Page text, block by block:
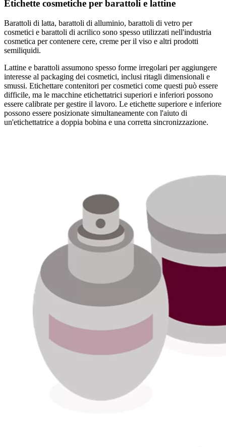
Etichette cosmetiche per barattoli e lattine
Barattoli di latta, barattoli di alluminio, barattoli di vetro per
cosmetici e barattoli di acrilico sono spesso utilizzati nell'industria
cosmetica per contenere cere, creme per il viso e altri prodotti
semiliquidi.
Lattine e barattoli assumono spesso forme irregolari per aggiungere
interesse al packaging dei cosmetici, inclusi ritagli dimensionali e
smussi. Etichettare contenitori per cosmetici come questi può essere
difficile, ma le macchine etichettatrici superiori e inferiori possono
essere calibrate per gestire il lavoro. Le etichette superiore e inferiore
possono essere posizionate simultaneamente con l'aiuto di
un'etichettatrice a doppia bobina e una corretta sincronizzazione.